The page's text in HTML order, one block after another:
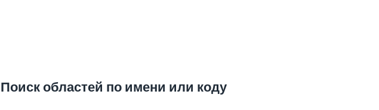
Поиск областей по имени или коду